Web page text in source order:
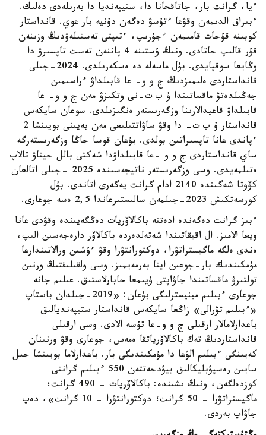
ءيا، گرانت بار، جاتاقحانا دا، ستيپەنديا دا بەرىلەدى دەلىك.
ءبىراق الدىمەن وقۋعا ءتۇسۋ دەگەن دۇنيە بار عوي. قانداستار
كوبىنە قۇجات قامىمەن ءجۇرىپ، ءتىپتى تەستىلەۋدىڭ وزىنەن
قۇر قالىپ جاتادى. ونىڭ ۇستىنە 4 پاننەن تەست تاپسىرۋ دا
وڭايعا سوقپايدى. بۇل ماسەلە دە ەسكەرىلدى. 2024-جىلى
قانداستاردى ەلىمىزدىڭ ج و و- عا قابىلداۋ ءراسىمىن
جەڭىلدەتۋ ماقساتىندا ۇ ب ت-نى وتكىزۋ مەن ج و و- عا
قابىلداۋ قاعيدالارىنا وزگەرىستەر ەنگىزىلدى. سوعان سايكەس
قانداستار ۇ ب ت- دا وقۋ ساۋاتتىلىعى مەن بەيىنى بويىنشا 2
ءپاندى عانا تاپسىراتىن بولدى. بۇعان قوسا جاڭا وزگەرىستەرگە
ساي قانداستاردى ج و و -عا قابىلداۋدا شەكتى بالل جيناۋ تالاپ
ەتىلمەيدى. وسى وزگەرىستەر ناتيجەسىندە 2025 -جىلى اتالعان
كۆوتا شەگىندە 2140 ادام گرانت يەگەرى اتاندى. بۇل
كورسەتكىش 2023-جىلمەن سالىستىرعاندا 2,5 ەسە جوعارى.
ءبىز گرانت دەگەندە ادەتتە باكالاۆريات دەڭگەيىندە وقۋدى عانا
ويعا الامىز. ال اقيقاتىندا شەتەلدەردە باكالاۆر دارەجەسىن الىپ،
ەندى ەلگە ماگيستراتۋرا، دوكتورانتۋرا وقۋ ءۇشىن ورالاتىندارعا
مۇمكىندىك بار-جوعىن ايتا بەرمەيمىز. وسى ولقىلىقتىڭ ورنىن
تولتىرۋ ماقساتىندا جاۋاپتى ۇيىمعا حابارلاستىق. عىلىم جانە
جوعارى ءبىلىم مينيسترلىگى بۇعان: «2019-جىلدان باستاپ
«ءبىلىم تۋرالى» زاڭعا سايكەس قانداستار ستيپەنديالىق
باعدارلامالار ارقىلى ج و و-عا تۇسە الادى. وسى ارقىلى
قانداستاردىڭ تەك باكالاۆرياتقا ەمەس، جوعارى وقۋ ورنىنان
كەيىنگى ءبىلىم الۋعا دا مۇمكىندىگى بار. باعدارلاما بويىنشا جىل
سايىن رەسپۋبليكالىق بيۋدجەتتەن 550 ءبىلىم گرانتى
كوزدەلگەن، ونىڭ ىشىندە: باكالاۆريات - 490 گرانت؛
ماگيستراتۋرا - 50 گرانت؛ دوكتورانتۋرا - 10 گرانت»، دەپ
جاۋاپ بەردى.